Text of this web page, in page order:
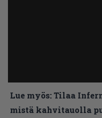
Lue myös:Tilaa
mistä kahvitauolla